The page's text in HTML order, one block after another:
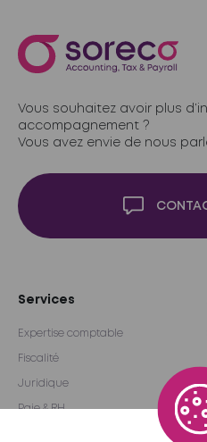
Vous souhaitez avoir plus
accompagnement ?
Vous avez envie de nous
Services
Expertise comptable
Fiscalité
Juridique
Paie & RH